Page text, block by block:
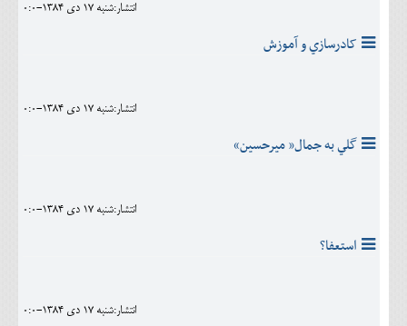
انتشار:شنبه 17 دی 1384-0:0
کادرسازي و آموزش
انتشار:شنبه 17 دی 1384-0:0
گلي به جمال« ميرحسين»
انتشار:شنبه 17 دی 1384-0:0
استعفا؟
انتشار:شنبه 17 دی 1384-0:0